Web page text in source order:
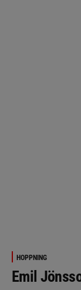
HOPPNING
Emil